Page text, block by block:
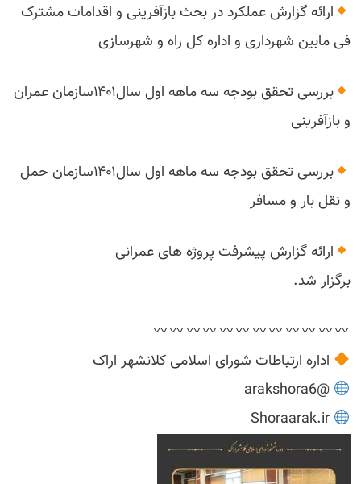
ارائه گزارش عملکرد در بحث بازآفرینی و اقدامات مشترک
فی مابین شهرداری و اداره کل راه و شهرسازی
بررسی تحقق بودجه سه ماهه اول سال۱۴۰۱سازمان عمران
و بازآفرینی
بررسی تحقق بودجه سه ماهه اول سال۱۴۰۱سازمان حمل
و نقل بار و مسافر
ارائه گزارش پیشرفت پروژه های عمرانی
برگزار شد.
اداره ارتباطات شورای اسلامی کلانشهر اراک
@arakshora6
Shoraarak.ir